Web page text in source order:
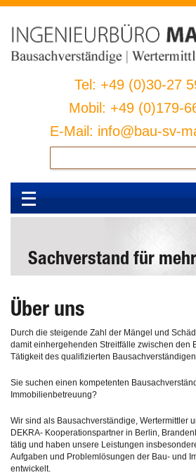
Tel: +49 (0)30-27
Mobil: +49 (0)179-
E-Mail: info@bau-sv-
Sachverstand für
Über uns
Durch die steigende Zahl der Mängel und
damit einhergehenden Streitfälle zwischen den
Tätigkeit des qualifizierten
Sie suchen einen kompetenten
Immobilienbetreuung?
Wir sind als Bausachverständige, Wertermittler
DEKRA- Kooperationspartner in Berlin,
tätig und haben unsere Leistungen
Aufgaben und Problemlösungen der Bau- und
entwickelt.